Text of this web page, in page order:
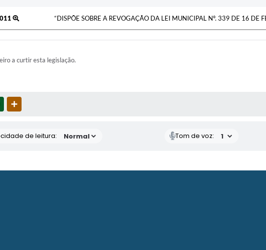
“DISPÕE SOBRE A REVOGAÇÃO DA LEI MUNICIPAL Nº. 339 DE 16 DE
a curtir esta legislação.
WHATSAPP
de leitura: Tom de voz: